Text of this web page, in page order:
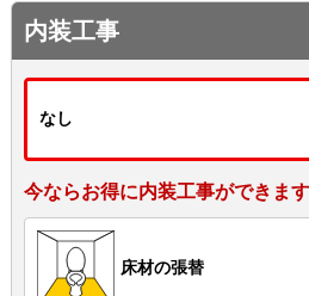
内装工事
なし
今ならお得に内装工事ができます
床材の張替